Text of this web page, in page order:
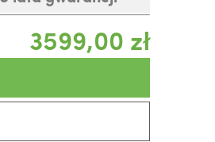
3599,00 zł